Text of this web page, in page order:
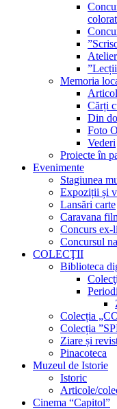
Memoria
Cărți
Din
Foto
Vederi
Proiecte în
Evenimente
Stagiunea
Expoziții și
Lansări carte
Caravana
Concurs ex-
Concursul
COLECŢII
Biblioteca
Colecția
Colecția
Ziare și
Pinacoteca
Muzeul de Istorie
Istoric
Articole/
Cinema “Capitol”